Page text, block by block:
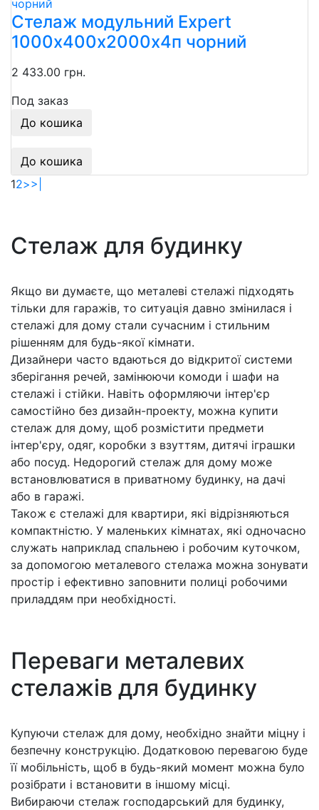
Стелаж модульний Expert
1000х400х2000х4п чорний
2 433.00 грн.
Под заказ
До кошика
До кошика
12>>|
Стелаж для будинку
Якщо ви думаєте, що металеві стелажі підходять
тільки для гаражів, то ситуація давно змінилася і
стелажі для дому стали сучасним і стильним
рішенням для будь-якої кімнати.
Дизайнери часто вдаються до відкритої системи
зберігання речей, замінюючи комоди і шафи на
стелажі і стійки. Навіть оформляючи інтер'єр
самостійно без дизайн-проекту, можна купити
стелаж для дому, щоб розмістити предмети
інтер'єру, одяг, коробки з взуттям, дитячі іграшки
або посуд. Недорогий стелаж для дому може
встановлюватися в приватному будинку, на дачі
або в гаражі.
Також є стелажі для квартири, які відрізняються
компактністю. У маленьких кімнатах, які одночасно
служать наприклад спальнею і робочим куточком,
за допомогою металевого стелажа можна зонувати
простір і ефективно заповнити полиці робочими
приладдям при необхідності.
Переваги металевих
стелажів для будинку
Купуючи стелаж для дому, необхідно знайти міцну і
безпечну конструкцію. Додатковою перевагою буде
її мобільність, щоб в будь-який момент можна було
розібрати і встановити в іншому місці.
Вибираючи стелаж господарський для будинку,